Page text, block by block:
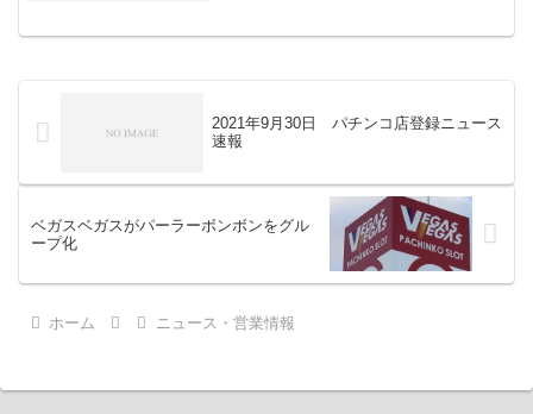
2021年9月30日 パチンコ店登録ニュース
速報
ベガスベガスがパーラーボンボンをグル
ープ化
ホーム ニュース・営業情報